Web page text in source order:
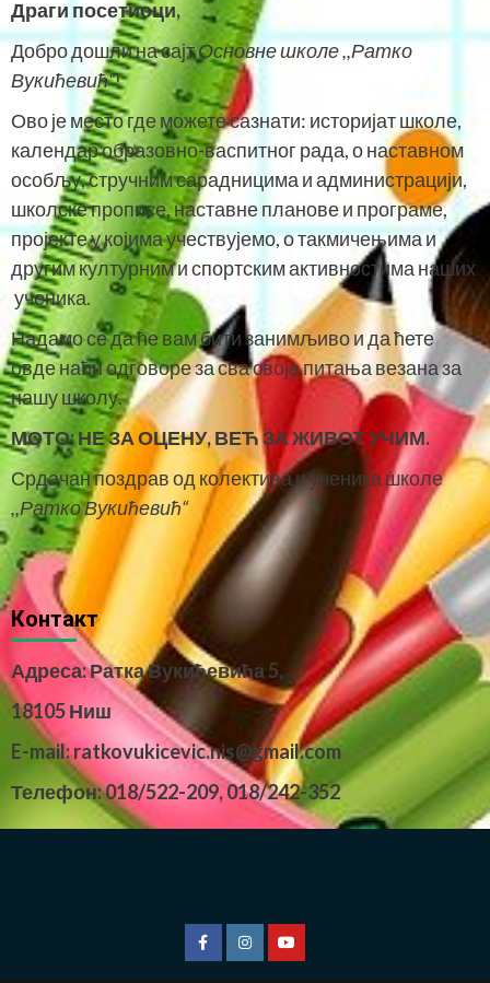
Драги посетиоци,
Добро дошли на сајтОсновне школе ,,Ратко
Вукићевић“!
Ово је место где можете сазнати: историјат школе,
календар образовно-васпитног рада, о наставном
особљу, стручним сарадницима и администрацији,
школске прописе, наставне планове и програме,
пројекте у којима учествујемо, о такмичењима и
другим културним и спортским активностима наших
ученика.
Надамо се да ће вам бити занимљиво и да ћете
овде наћи одговоре за сва своја питања везана за
нашу школу.
МОТО:НЕ ЗА ОЦЕНУ, ВЕЋ ЗА ЖИВОТ УЧИМ.
Срдачан поздрав од колектива и ученика школе
,,Ратко Вукићевић“
Контакт
Адреса: Ратка Вукићевића 5,
18105 Ниш
E-mail: ratkovukicevic.nis@gmail.com
Телефон: 018/522-209,018/242-352